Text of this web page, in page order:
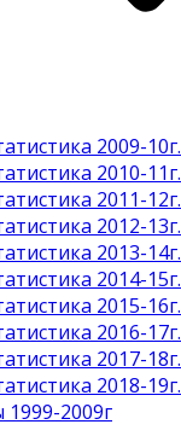
2009-10г.
2010-11г.
2011-12г.
2012-13г.
2013-14г.
2014-15г.
2015-16г.
2016-17г.
2017-18г.
2018-19г.
2009г